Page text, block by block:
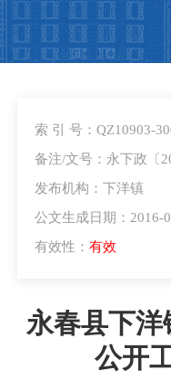
索 引 号：QZ10903-
备注/文号：永下政〔
发布机构：下洋镇
公文生成日期：2016-
有效性： 有效
永春县下洋
公开